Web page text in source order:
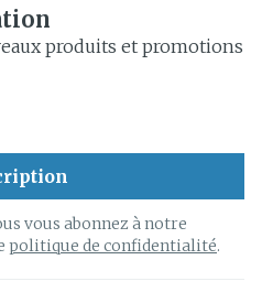
produits et promotions
vous abonnez à notre
politique de confidentialité.